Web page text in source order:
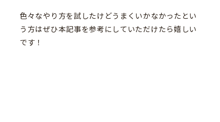
色々なやり方を試したけどうまくいかなかったとい
う方はぜひ本記事を参考にしていただけたら嬉しい
です！